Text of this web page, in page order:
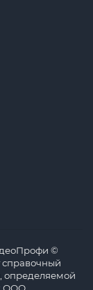
©
справочный
определяемой